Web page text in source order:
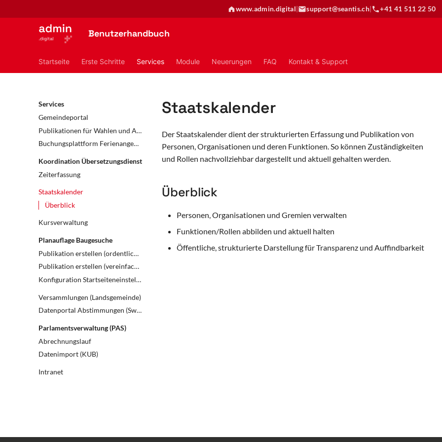
www.admin.digital| support@seantis.ch| +41 41 511 22 50
Benutzerhandbuch
Startseite Erste Schritte Services Module Neuerungen FAQ Kontakt & Support
Services
Gemeindeportal
Publikationen für Wahlen und Abstimmungen
Buchungsplattform Ferienangebote (Pro Juventute)
Koordination Übersetzungsdienst
Zeiterfassung
Staatskalender
Überblick
Kursverwaltung
Planauflage Baugesuche
Publikation erstellen (ordentliches Verfahren)
Publikation erstellen (vereinfachtes Verfahren)
Konfiguration Startseiteneinstellungen
Versammlungen (Landsgemeinde)
Datenportal Abstimmungen (Swissvotes)
Parlamentsverwaltung (PAS)
Abrechnungslauf
Datenimport (KUB)
Intranet
Staatskalender
Der Staatskalender dient der strukturierten Erfassung und Publikation von
Personen, Organisationen und deren Funktionen. So können Zuständigkeiten
und Rollen nachvollziehbar dargestellt und aktuell gehalten werden.
Überblick
Personen, Organisationen und Gremien verwalten
Funktionen/Rollen abbilden und aktuell halten
Öffentliche, strukturierte Darstellung für Transparenz und Auffindbarkeit